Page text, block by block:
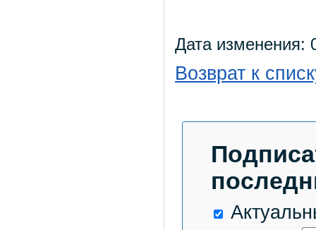
Дата изменения:
Возврат к